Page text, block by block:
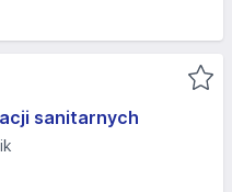
sanitarnych